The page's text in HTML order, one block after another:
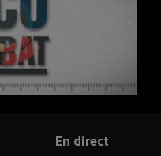
En direct